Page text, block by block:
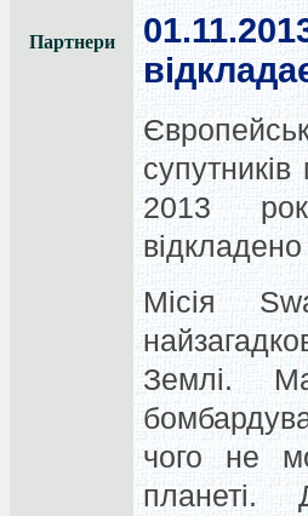
Партнери
2013
Місія
Землі.
чого не